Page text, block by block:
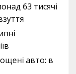
63 тисячі
авто: в